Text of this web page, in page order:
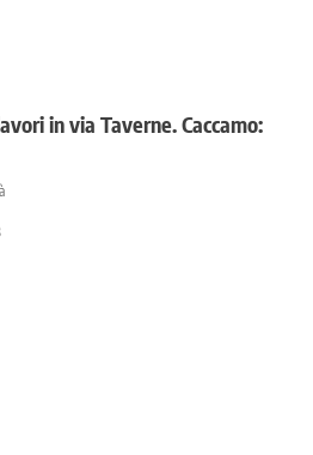
in via Taverne. Caccamo: